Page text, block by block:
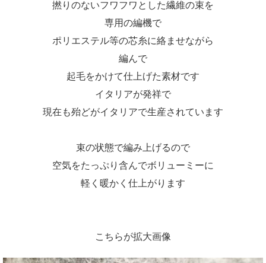
撚りのないフワフワとした繊維の束を
専用の編機で
ポリエステル等の芯糸に絡ませながら
編んで
起毛をかけて仕上げた素材です
イタリアが発祥で
現在も殆どがイタリアで生産されています
束の状態で編み上げるので
空気をたっぷり含んでボリューミーに
軽く暖かく仕上がります
こちらが拡大画像